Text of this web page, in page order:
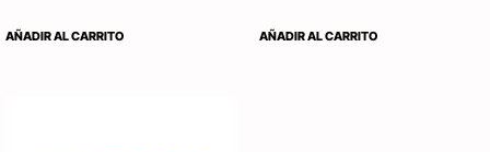
AÑADIR AL CARRITO AÑADIR AL CARRITO